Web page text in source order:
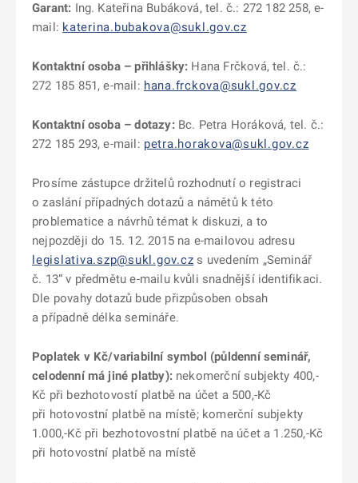
Garant: Ing. Kateřina Bubáková, tel. č.: 272 182 258, e-
mail: katerina.bubakova@sukl.gov.cz
Kontaktní osoba – přihlášky: Hana Frčková, tel. č.:
272 185 851, e-mail: hana.frckova@sukl.gov.cz
Kontaktní osoba – dotazy:Bc. Petra Horáková, tel. č.:
272 185 293, e-mail: petra.horakova@sukl.gov.cz
Prosíme zástupce držitelů rozhodnutí o registraci
o zaslání případných dotazů a námětů k této
problematice a návrhů témat k diskuzi, a to
nejpozději do 15. 12. 2015 na e-mailovou adresu
legislativa.szp@sukl.gov.cz s uvedením „Seminář
č. 13“ v předmětu e-mailu kvůli snadnější identifikaci.
Dle povahy dotazů bude přizpůsoben obsah
a případně délka semináře.
Poplatek v Kč/variabilní symbol (půldenní seminář,
celodenní má jiné platby):nekomerční subjekty 400,-
Kč při bezhotovostí platbě na účet a 500,-Kč
při hotovostní platbě na místě; komerční subjekty
1.000,-Kč při bezhotovostní platbě na účet a 1.250,-Kč
při hotovostní platbě na místě